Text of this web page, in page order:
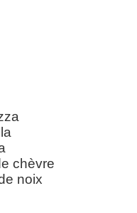
chèvre
noix